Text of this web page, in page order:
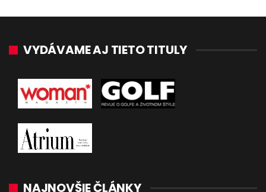
VYDÁVAME AJ TIETO TITULY
NAJNOVŠIE ČLÁNKY